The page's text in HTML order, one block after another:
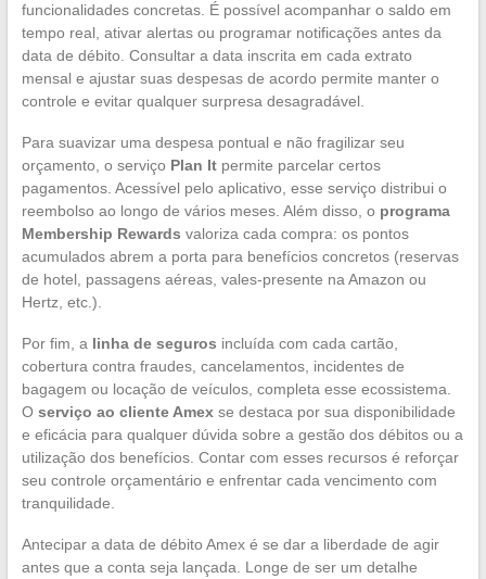
funcionalidades concretas. É possível acompanhar o saldo em
tempo real, ativar alertas ou programar notificações antes da
data de débito. Consultar a data inscrita em cada extrato
mensal e ajustar suas despesas de acordo permite manter o
controle e evitar qualquer surpresa desagradável.
Para suavizar uma despesa pontual e não fragilizar seu
orçamento, o serviço Plan Itpermite parcelar certos
pagamentos. Acessível pelo aplicativo, esse serviço distribui o
reembolso ao longo de vários meses. Além disso, o programa
Membership Rewards valoriza cada compra: os pontos
acumulados abrem a porta para benefícios concretos (reservas
de hotel, passagens aéreas, vales-presente na Amazon ou
Hertz, etc.).
Por fim, a linha de seguros incluída com cada cartão,
cobertura contra fraudes, cancelamentos, incidentes de
bagagem ou locação de veículos, completa esse ecossistema.
O serviço ao cliente Amexse destaca por sua disponibilidade
e eficácia para qualquer dúvida sobre a gestão dos débitos ou a
utilização dos benefícios. Contar com esses recursos é reforçar
seu controle orçamentário e enfrentar cada vencimento com
tranquilidade.
Antecipar a data de débito Amex é se dar a liberdade de agir
antes que a conta seja lançada. Longe de ser um detalhe